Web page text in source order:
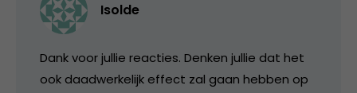
Isolde
Dank voor jullie reacties. Denken jullie dat het
ook daadwerkelijk effect zal gaan hebben op